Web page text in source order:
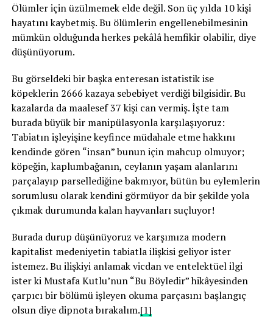
Ölümler için üzülmemek elde değil. Son üç yılda 10 kişi
hayatını kaybetmiş. Bu ölümlerin engellenebilmesinin
mümkün olduğunda herkes pekâlâ hemfikir olabilir, diye
düşünüyorum.
Bu görseldeki bir başka enteresan istatistik ise
köpeklerin 2666 kazaya sebebiyet verdiği bilgisidir. Bu
kazalarda da maalesef 37 kişi can vermiş. İşte tam
burada büyük bir manipülasyonla karşılaşıyoruz:
Tabiatın işleyişine keyfince müdahale etme hakkını
kendinde gören “insan” bunun için mahcup olmuyor;
köpeğin, kaplumbağanın, ceylanın yaşam alanlarını
parçalayıp parsellediğine bakmıyor, bütün bu eylemlerin
sorumlusu olarak kendini görmüyor da bir şekilde yola
çıkmak durumunda kalan hayvanları suçluyor!
Burada durup düşünüyoruz ve karşımıza modern
kapitalist medeniyetin tabiatla ilişkisi geliyor ister
istemez. Bu ilişkiyi anlamak vicdan ve entelektüel ilgi
ister ki Mustafa Kutlu’nun “Bu Böyledir” hikâyesinden
çarpıcı bir bölümü işleyen okuma parçasını başlangıç
olsun diye dipnota bırakalım.[1]